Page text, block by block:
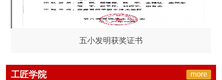
五小发明获奖证书
工匠学院